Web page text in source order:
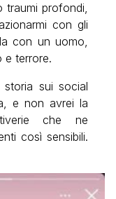
traumi profondi,
con gli
con un uomo,
e terrore.
sui social
e non avrei la
che ne
così sensibili.